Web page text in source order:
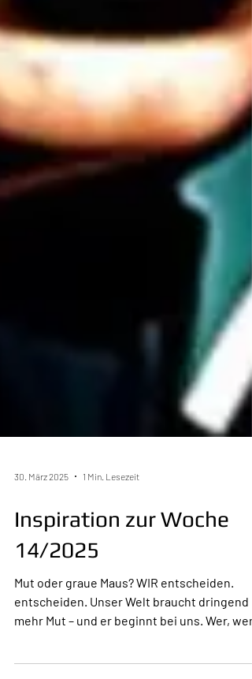
Inspiration zur Woche
14/2025
Mut oder graue Maus? WIR entscheiden.
entscheiden. Unser Welt braucht dringend
nicht wir?...